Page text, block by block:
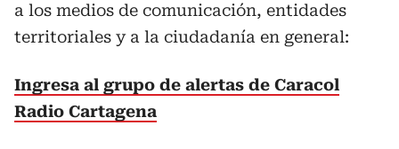
a los medios de comunicación, entidades
territoriales y a la ciudadanía en general:
Ingresa al grupo de alertas de Caracol
Radio Cartagena